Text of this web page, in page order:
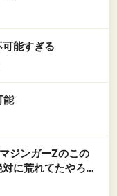
可能すぎる
能
ジンガーZのこの
に荒れてたやろ
を観ろ」